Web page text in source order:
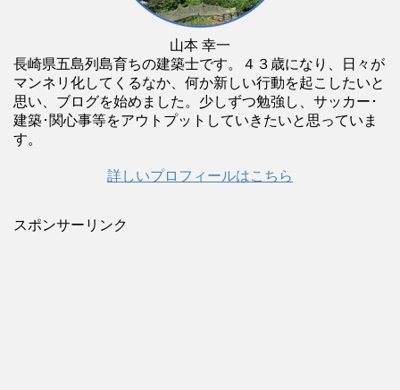
山本 幸一
長崎県五島列島育ちの建築士です。４３歳になり、日々が
マンネリ化してくるなか、何か新しい行動を起こしたいと
思い、ブログを始めました。少しずつ勉強し、サッカー･
建築･関心事等をアウトプットしていきたいと思っていま
す。
詳しいプロフィールはこちら
スポンサーリンク